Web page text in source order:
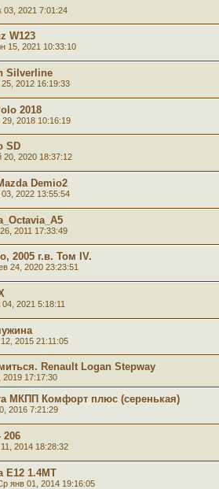
03, 2021 7:01:24
W123
15, 2021 10:33:10
Silverline
2012 16:19:33
2018
2018 10:16:19
SD
2020 18:37:12
Demio2
2022 13:55:54
2011 17:33:49
2005 г.в. Том IV.
24, 2020 23:23:51
2021 5:18:11
2015 21:11:05
Renault Logan Stepway
17:17:30
МКПП Комфорт плюс (серенькая)
2016 7:21:29
206
2014 18:28:32
E12 1.4МТ
янв 01, 2014 19:16:05